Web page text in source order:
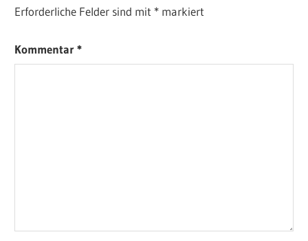
Erforderliche Felder sind mit * markiert
Kommentar*